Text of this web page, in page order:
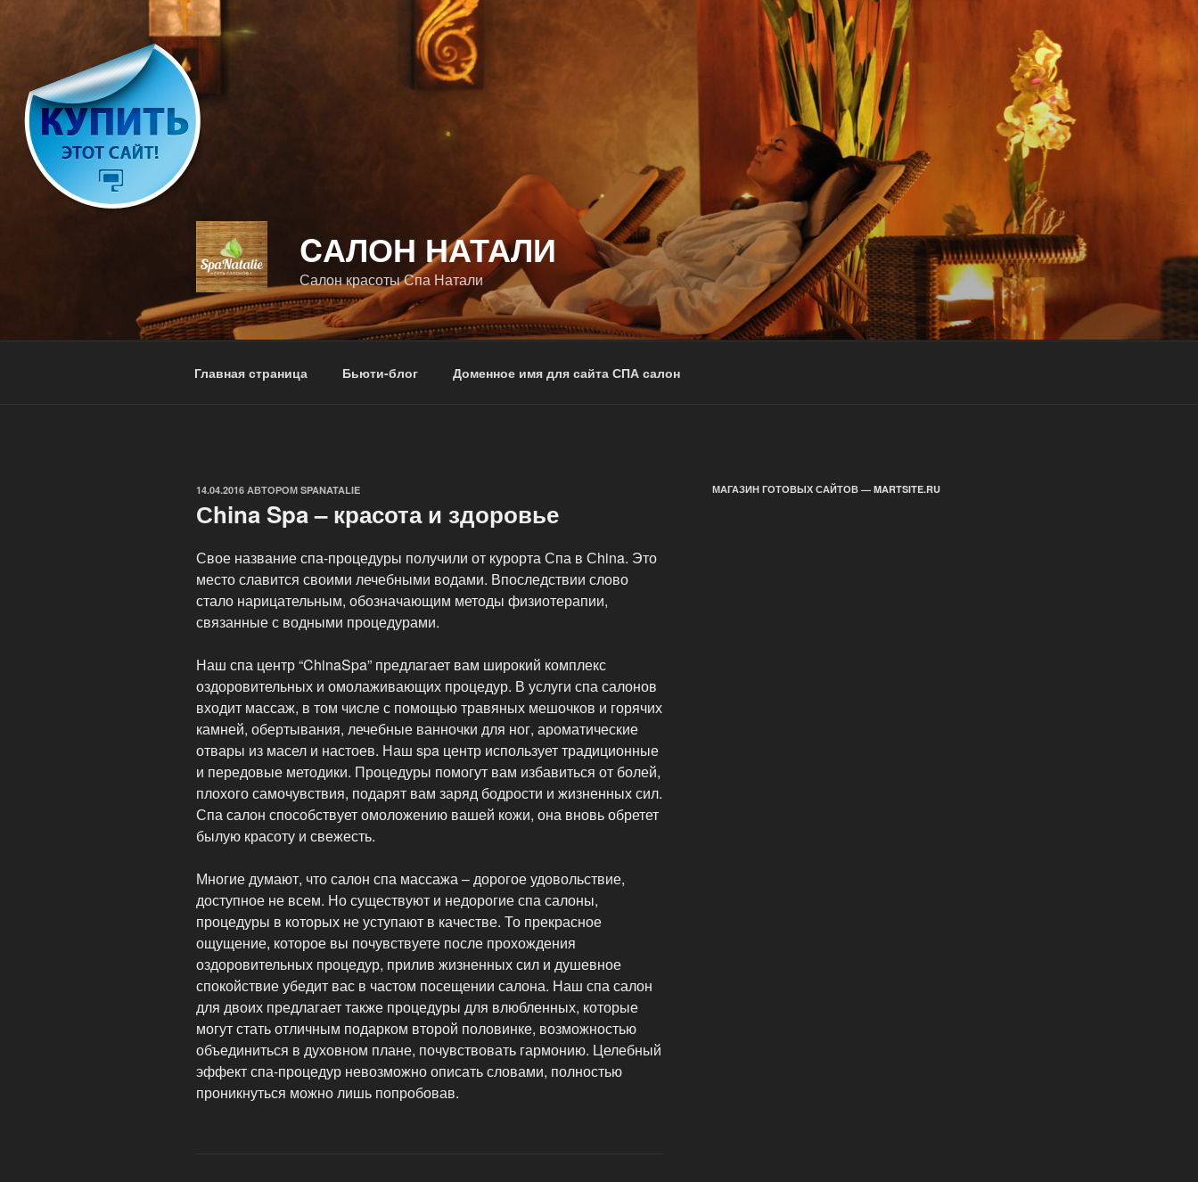
Перейти
содержимому
CАЛОН НАТАЛИ
Салон красоты Спа Натали
Главная страница Бьюти-блог Доменное имя для сайта СПА салон
ОПУБЛИКОВАНО
14.04.2016 АВТОРОМ SPANATALIE
Сhina Spa – красота и здоровье
Свое название спа-процедуры получили от курорта Спа в Сhina. Это
место славится своими лечебными водами. Впоследствии слово
стало нарицательным, обозначающим методы физиотерапии,
связанные с водными процедурами.
Наш спа центр “ChinaSpa” предлагает вам широкий комплекс
оздоровительных и омолаживающих процедур. В услуги спа салонов
входит массаж, в том числе с помощью травяных мешочков и горячих
камней, обертывания, лечебные ванночки для ног, ароматические
отвары из масел и настоев. Наш spa центр использует традиционные
и передовые методики. Процедуры помогут вам избавиться от болей,
плохого самочувствия, подарят вам заряд бодрости и жизненных сил.
Спа салон способствует омоложению вашей кожи, она вновь обретет
былую красоту и свежесть.
Многие думают, что салон спа массажа – дорогое удовольствие,
доступное не всем. Но существуют и недорогие спа салоны,
процедуры в которых не уступают в качестве. То прекрасное
ощущение, которое вы почувствуете после прохождения
оздоровительных процедур, прилив жизненных сил и душевное
спокойствие убедит вас в частом посещении салона. Наш спа салон
для двоих предлагает также процедуры для влюбленных, которые
могут стать отличным подарком второй половинке, возможностью
объединиться в духовном плане, почувствовать гармонию. Целебный
эффект спа-процедур невозможно описать словами, полностью
проникнуться можно лишь попробовав.
МАГАЗИН ГОТОВЫХ САЙТОВ — MARTSITE.RU